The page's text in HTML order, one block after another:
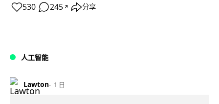
530 245 ↗ 分享
人工智能
Lawton 1 日